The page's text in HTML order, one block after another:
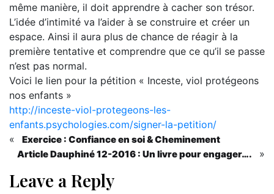
même manière, il doit apprendre à cacher son trésor.
L’idée d’intimité va l’aider à se construire et créer un
espace. Ainsi il aura plus de chance de réagir à la
première tentative et comprendre que ce qu’il se passe
n’est pas normal.
Voici le lien pour la pétition « Inceste, viol protégeons
nos enfants »
http://inceste-viol-protegeons-les-
enfants.psychologies.com/signer-la-petition/
«
Exercice : Confiance en soi & Cheminement
Article Dauphiné 12-2016 : Un livre pour engager….
»
Leave a Reply